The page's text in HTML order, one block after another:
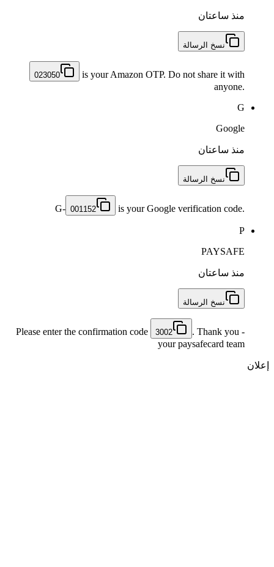
منذ ساعتان
نسخ الرسالة
023050
is your Amazon OTP. Do not share it with
anyone.
G
Google
منذ ساعتان
نسخ الرسالة
G- 001152 is your Google verification code.
P
PAYSAFE
منذ ساعتان
نسخ الرسالة
Please enter the confirmation code 3002
. Thank you -
your paysafecard team
إعلان